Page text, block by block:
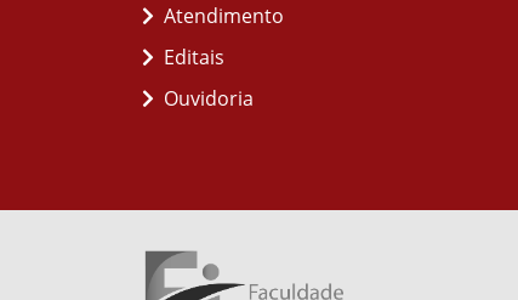
Atendimento
Editais
Ouvidoria